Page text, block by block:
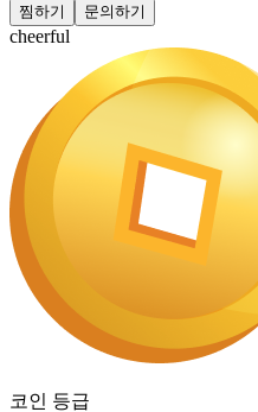
찜하기 문의하기
cheerful
코인 등급